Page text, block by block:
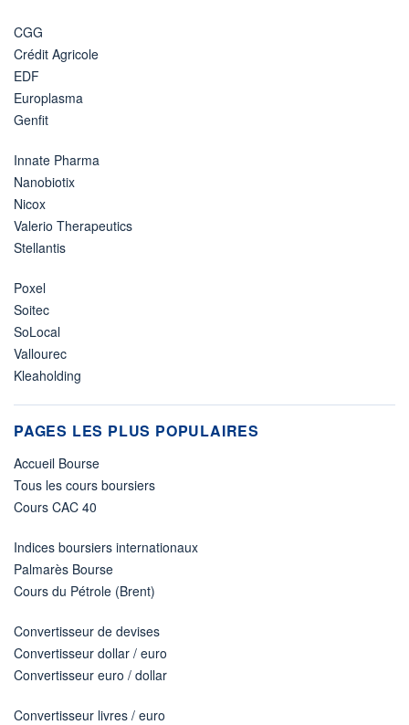
CGG
Crédit Agricole
EDF
Europlasma
Genfit
Innate Pharma
Nanobiotix
Nicox
Valerio Therapeutics
Stellantis
Poxel
Soitec
SoLocal
Vallourec
Kleaholding
PAGES LES PLUS POPULAIRES
Accueil Bourse
Tous les cours boursiers
Cours CAC 40
Indices boursiers internationaux
Palmarès Bourse
Cours du Pétrole (Brent)
Convertisseur de devises
Convertisseur dollar / euro
Convertisseur euro / dollar
Convertisseur livres / euro